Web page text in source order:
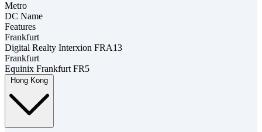
Metro
DC Name
Features
Frankfurt
Digital Realty Interxion FRA13
Frankfurt
Equinix Frankfurt FR5
Hong Kong